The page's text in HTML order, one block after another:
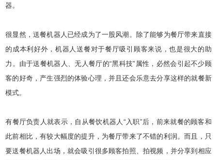
器。
很显然，送餐机器人已经成为了一股风潮。除了能够为餐厅带来直接
的成本利好外，机器人送餐对于餐厅吸引顾客来说，也是很大的助
力。由于送餐机器人、无人餐厅的“黑科技”属性，必然会引起不少顾
客的好奇，产生强烈的体验心理，并且还会乐意去分享这样的就餐新
模式。
有餐厅负责人就表示，自从餐饮机器人“入职”后，前来就餐的顾客和
此前相比，有较大幅度的提升，为餐厅带来了不错的利润。而且，只
要送餐机器人出场，就会吸引很多顾客拍照、拍视频，并分享到相应